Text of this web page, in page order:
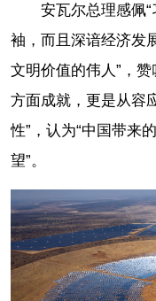
安瓦尔总理感佩
袖，而且深谙经济发
文明价值的伟人”，
方面成就，更是从容
性”，认为“中国带来
望”。